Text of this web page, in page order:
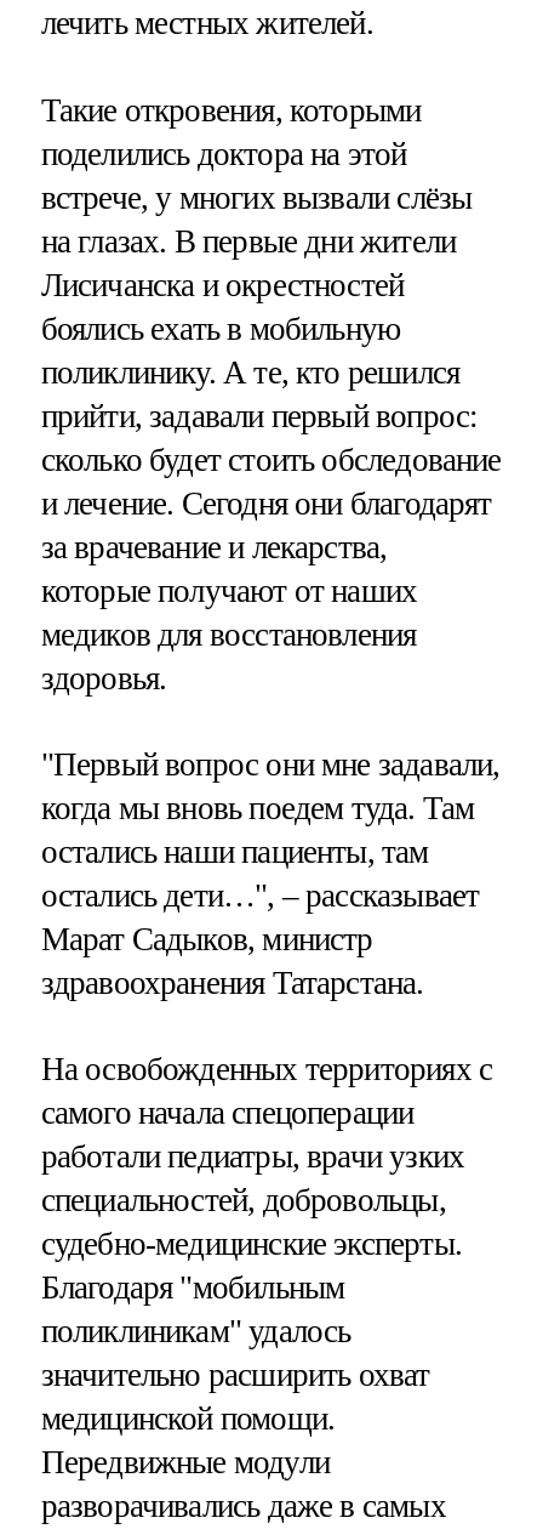
лечить местных жителей.
Такие откровения, которыми
поделились доктора на этой
встрече, у многих вызвали слёзы
на глазах. В первые дни жители
Лисичанска и окрестностей
боялись ехать в мобильную
поликлинику. А те, кто решился
прийти, задавали первый вопрос:
сколько будет стоить обследование
и лечение. Сегодня они благодарят
за врачевание и лекарства,
которые получают от наших
медиков для восстановления
здоровья.
"Первый вопрос они мне задавали,
когда мы вновь поедем туда. Там
остались наши пациенты, там
остались дети…", – рассказывает
Марат Садыков, министр
здравоохранения Татарстана.
На освобожденных территориях с
самого начала спецоперации
работали педиатры, врачи узких
специальностей, добровольцы,
судебно-медицинские эксперты.
Благодаря "мобильным
поликлиникам" удалось
значительно расширить охват
медицинской помощи.
Передвижные модули
разворачивались даже в самых